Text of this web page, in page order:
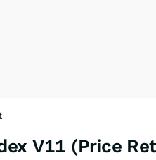
V11 (Price